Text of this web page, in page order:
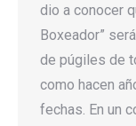
dio a conocer
Boxeador”
de púgiles de
como hacen
fechas. En un